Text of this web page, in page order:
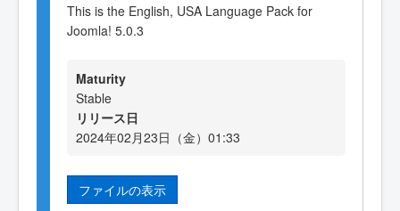
This is the English, USA Language Pack for
Joomla! 5.0.3
Maturity
Stable
リリース日
2024年02月23日（金）01:33
ファイルの表示